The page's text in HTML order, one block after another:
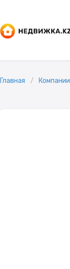
Главная Компании